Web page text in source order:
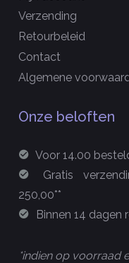
Verzending
Retourbeleid
Contact
Algemene
Onze beloften
Voor 14.00
Gratis
250,00**
Binnen 14 dagen
*indien op voorraad